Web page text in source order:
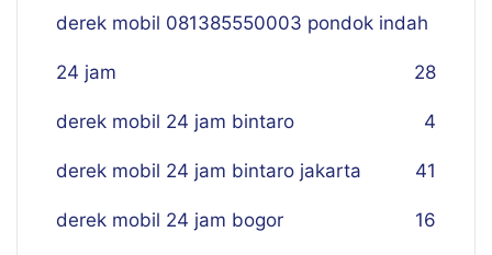
derek mobil 081385550003 pondok indah
24 jam 28
derek mobil 24 jam bintaro 4
derek mobil 24 jam bintaro jakarta 41
derek mobil 24 jam bogor 16